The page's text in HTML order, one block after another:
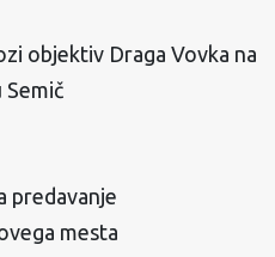
objektiv Draga Vovka na
predavanje
mesta